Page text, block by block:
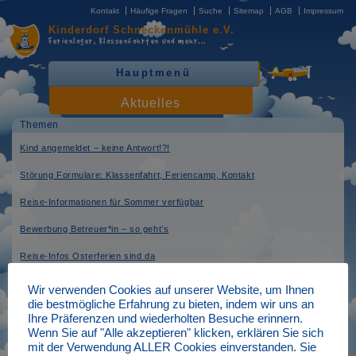
KinderdorfSchneckenmühle e.V.
Ferienlager, Klassenfahrten und mehr...
Hauptmenü
Aktuelles
Kontakt Häufige Fragen Suche Sitemap AGB Impressum
Themen
Kind angemeldet – keine Antwort!?!
Störung Formulare: Klassenfahrt, Feriencamp, Kontakt
Reise-Informationen für Sommer verfügbar
Bewerbung Betreuer*in – so geht’s
Reise-Infos Osterferien sind da
Reise-Infos Osterferien sind da
verfasst am: 18.02.2026
Wir verwenden Cookies auf unserer Website, um Ihnen
die bestmögliche Erfahrung zu bieten, indem wir uns an
Ihre Präferenzen und wiederholten Besuche erinnern.
Wenn Sie auf "Alle akzeptieren" klicken, erklären Sie sich
mit der Verwendung ALLER Cookies einverstanden. Sie